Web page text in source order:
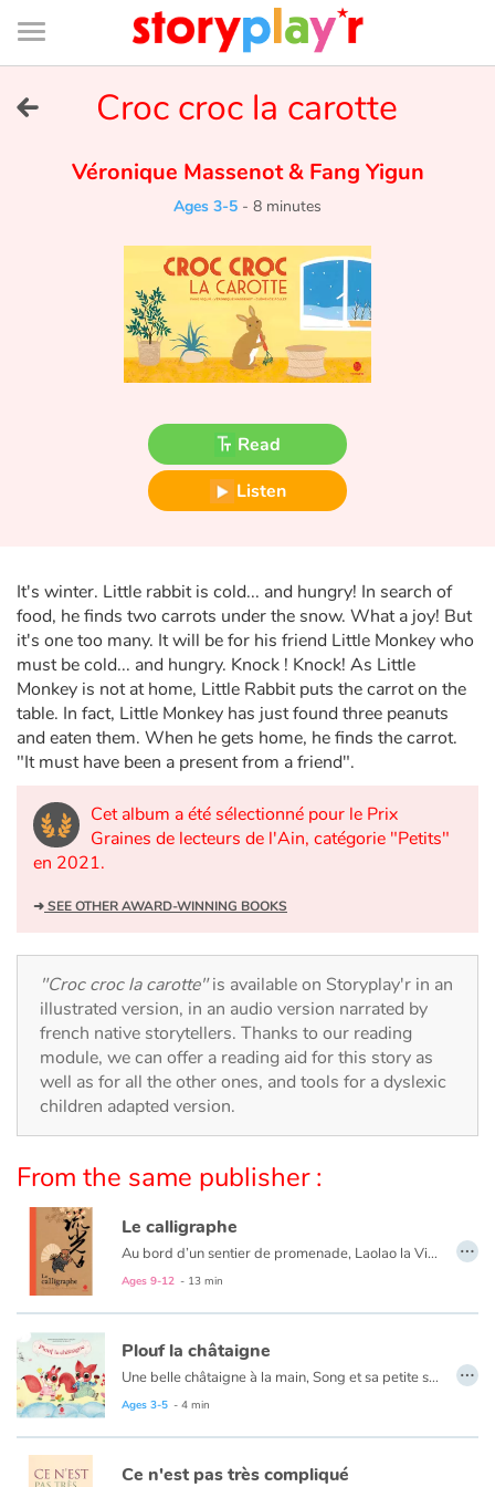
Connexion
Bibliothèque
de
page
Tales and classics in french
Fable, myth, literature and poetry
Ogres, monsters and witches
Heroines and Heroes
Ecology, nature, seasons
Travel, epic, investigation, adventure
Arts, space, activities
Documentaries
With the family
At school
Festivals and events
Love and friendship
Social issues
Emotions and feelings
Croc croc la carotte
Véronique Massenot&Fang Yigun
Ages 3-5 - 8 minutes
Read
Listen
It's winter. Little rabbit is cold... and hungry! In search of
food, he finds two carrots under the snow. What a joy! But
it's one too many. It will be for his friend Little Monkey who
must be cold... and hungry. Knock ! Knock! As Little
Monkey is not at home, Little Rabbit puts the carrot on the
table. In fact, Little Monkey has just found three peanuts
and eaten them. When he gets home, he finds the carrot.
"It must have been a present from a friend".
Cet album a été sélectionné pour le Prix
Graines de lecteurs de l'Ain, catégorie "Petits"
en 2021.
➜SEE OTHER AWARD-WINNING BOOKS
"Croc croc la carotte"is available on Storyplay'r in an
illustrated version, in an audio version narrated by
french native storytellers. Thanks to our reading
module, we can offer a reading aid for this story as
well as for all the other ones, and tools for a dyslexic
children adapted version.
From the same publisher :
Le calligraphe
Au bord d’un sentier de promenade, Laolao la Vieille est soucieuse. En cette fraiche saison, personne pour acheter ses éventails. Où trouvera-t-elle l’argent pour nourrir son petit fils ? Passant par là, le célèbre calligraphe Wang est attendri mais il a son idée pour aider Laolao. Il embellira les éventails de sa belle écriture et il fera des miracles ! Cette histoire de don et de générosité est inspirée de la vie du plus célèbre calligraphe chinois, WANG Xizhi (IVe siècle).
Ages 9-12 - 13 min
…
Plouf la châtaigne
Une belle châtaigne à la main, Song et sa petite sœur Shu s’en vont l’offrir à grand-père qui vit au moulin. Mais l'aigle joue les trouble-fête et plouf ! La châtaigne tombe dans le ruisseau…
Ages 3-5 - 4 min
…
Ce n'est pas très compliqué